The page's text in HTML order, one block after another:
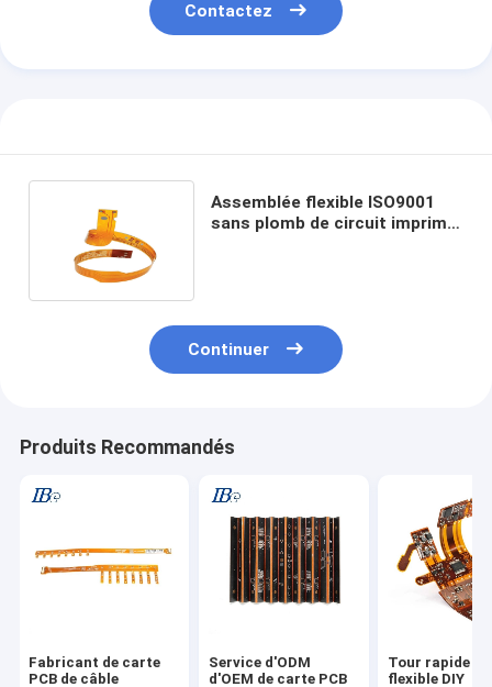
Contactez
Assemblée flexible ISO9001
sans plomb de circuit imprimé
Continuer
Produits Recommandés
Fabricant de carte
PCB de câble
Service d'ODM
d'OEM de carte PCB
Tour rapide
flexible DIY